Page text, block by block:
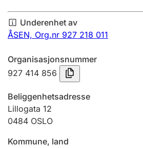
Årsregnskap
Innsending og forsinkelsesgebyr
Tinglysing
Jeger
Betaling og jegeravgiftskort
Underenhet av
ÅSEN, Org.nr 927 218 011
Organisasjonsnummer
927 414 856
Beliggenhetsadresse
Lillogata 12
0484 OSLO
Kommune, land